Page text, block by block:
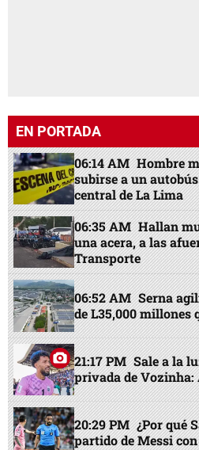
EN PORTADA
06:14 AM Hombre
subirse a un
central de La Lima
06:35 AM Hallan
una acera, a las
Transporte
06:52 AM Serna
de L35,000 millones
21:17 PM Sale a la
privada de Vozinha:
20:29 PM ¿Por qué
partido de Messi